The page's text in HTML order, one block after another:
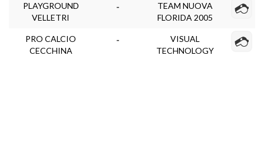
PLAYGROUND
VELLETRI
-
TEAM NUOVA
FLORIDA 2005
PRO CALCIO
CECCHINA
-
VISUAL
TECHNOLOGY